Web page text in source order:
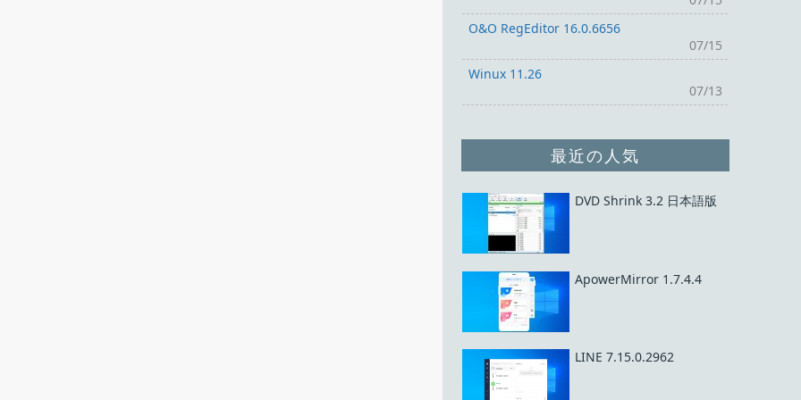
O&O RegEditor 16.0.6656
07/15
Winux 11.26
07/13
最近の人気
DVD Shrink 3.2 日本語版
ApowerMirror 1.7.4.4
LINE 7.15.0.2962